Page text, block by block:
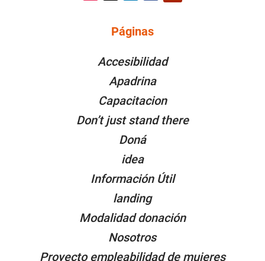
Facebook
Páginas
Accesibilidad
Apadrina
Capacitacion
Don’t just stand there
Doná
idea
Información Útil
landing
Modalidad donación
Nosotros
Proyecto empleabilidad de mujeres